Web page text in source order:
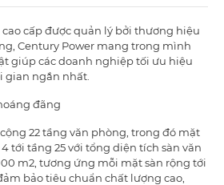
cấp được quản lý bởi thương hiệu
Century Power mang trong mình
giúp các doanh nghiệp tối ưu hiệu
gian ngắn nhất.
đãng
22 tầng văn phòng, trong đó mặt
tới tầng 25 với tổng diện tích sàn văn
m2, tương ứng mỗi mặt sàn rộng tới
bảo tiêu chuẩn chất lượng cao,